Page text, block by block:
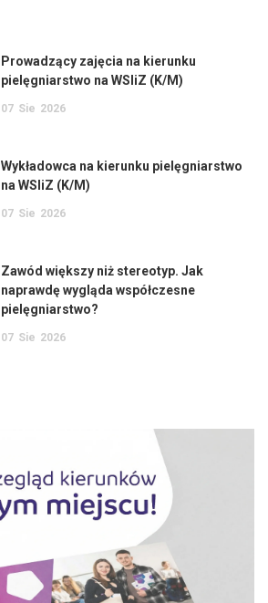
Prowadzący zajęcia na kierunku
pielęgniarstwo na WSIiZ (K/M)
07 Sie 2026
Wykładowca na kierunku pielęgniarstwo
na WSIiZ (K/M)
07 Sie 2026
Zawód większy niż stereotyp. Jak
naprawdę wygląda współczesne
pielęgniarstwo?
07 Sie 2026